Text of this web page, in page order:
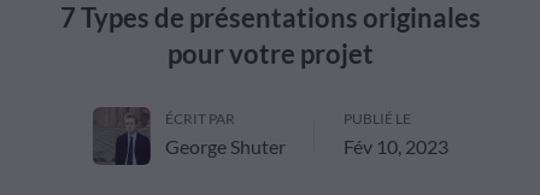
7 Types de présentations originales
pour votre projet
ÉCRIT PAR
George Shuter
PUBLIÉ LE
Fév 10, 2023